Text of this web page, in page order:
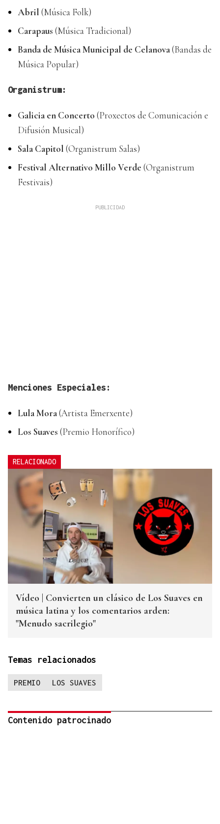
Abril (Música Folk)
Carapaus (Música Tradicional)
Banda de Música Municipal de Celanova(Bandas de
Música Popular)
Organistrum:
Galicia en Concerto (Proxectos de Comunicación e
Difusión Musical)
Sala Capitol (Organistrum Salas)
Festival Alternativo Millo Verde (Organistrum
Festivais)
Menciones Especiales:
Lula Mora(Artista Emerxente)
Los Suaves (Premio Honorífico)
RELACIONADO
Vídeo | Convierten un clásico de Los Suaves en
música latina y los comentarios arden:
"Menudo sacrilegio"
Temas relacionados
PREMIO LOS SUAVES
Contenido patrocinado